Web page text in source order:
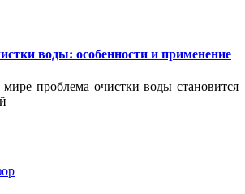
воды: особенности и применение
проблема очистки воды становится